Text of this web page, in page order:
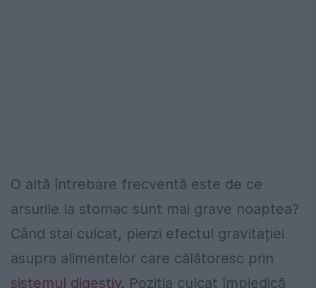
O altă întrebare frecventă este de ce
arsurile la stomac sunt mai grave noaptea?
Când stai culcat, pierzi efectul gravitației
asupra alimentelor care călătoresc prin
sistemul digestiv. Poziția culcat împiedică